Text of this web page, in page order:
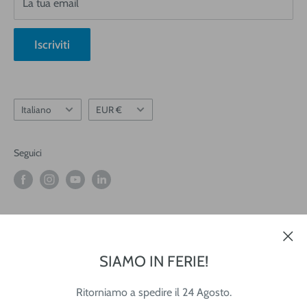
SIAMO IN FERIE!
Ritorniamo a spedire il 24 Agosto.
Informativa Newsletter
La tua email
Iscriviti
Lingua
Italiano Valuta
EUR €
Seguici